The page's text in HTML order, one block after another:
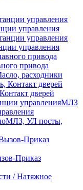
управления
управления
привода
расходники
дверей
МЛЗ
МЛЗ, УЛ посты,
Приказ